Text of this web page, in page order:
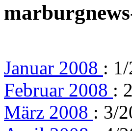
Januar 2008 :
Februar 2008 :
März 2008 : 3/